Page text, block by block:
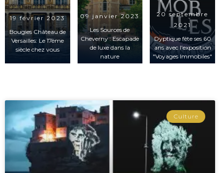
19 février 2023
Bougies Château de
Versailles: Le 17ème
siècle chez vous
09 janvier 2023
Les Sources de
Cheverny : Escapade
de luxe dans la
nature
20 septembre
2021
Dyptique fête ses 60
ans avec l'exposition
"Voyages Immobiles"
Culture